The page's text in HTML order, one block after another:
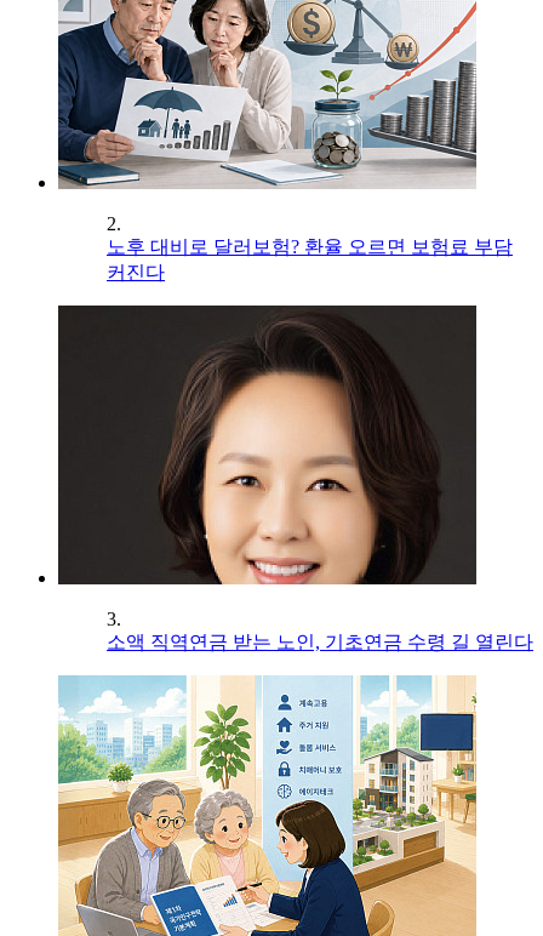
2.
노후 대비로 달러보험? 환율 오르면 보험료 부담
커진다
3.
소액 직역연금 받는 노인, 기초연금 수령 길 열린다